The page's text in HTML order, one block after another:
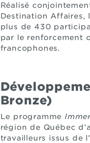
Réalisé
Destination Affaires,
plus de 430
par le renforcement
francophones.
Bronze)
Le programme
région de Québec
travailleurs issus de